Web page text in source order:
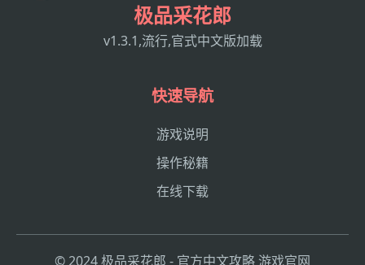
极品采花郎
v1.3.1,流行,官式中文版加载
快速导航
游戏说明
操作秘籍
在线下载
© 2024 极品采花郎 - 官方中文攻略 游戏官网